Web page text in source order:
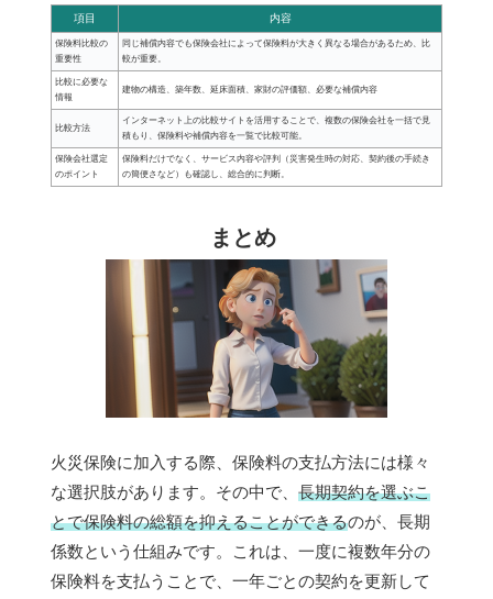
項目 内容
保険料比較の
重要性
同じ補償内容でも保険会社によって保険料が大きく異なる場合があるため、比
較が重要。
比較に必要な
情報
建物の構造、築年数、延床面積、家財の評価額、必要な補償内容
比較方法
インターネット上の比較サイトを活用することで、複数の保険会社を一括で見
積もり、保険料や補償内容を一覧で比較可能。
保険会社選定
のポイント
保険料だけでなく、サービス内容や評判（災害発生時の対応、契約後の手続き
の簡便さなど）も確認し、総合的に判断。
まとめ
火災保険に加入する際、保険料の支払方法には様々
な選択肢があります。その中で、 長期契約を選ぶこ
とで保険料の総額を抑えることができるのが、長期
係数という仕組みです。これは、一度に複数年分の
保険料を支払うことで、一年ごとの契約を更新して